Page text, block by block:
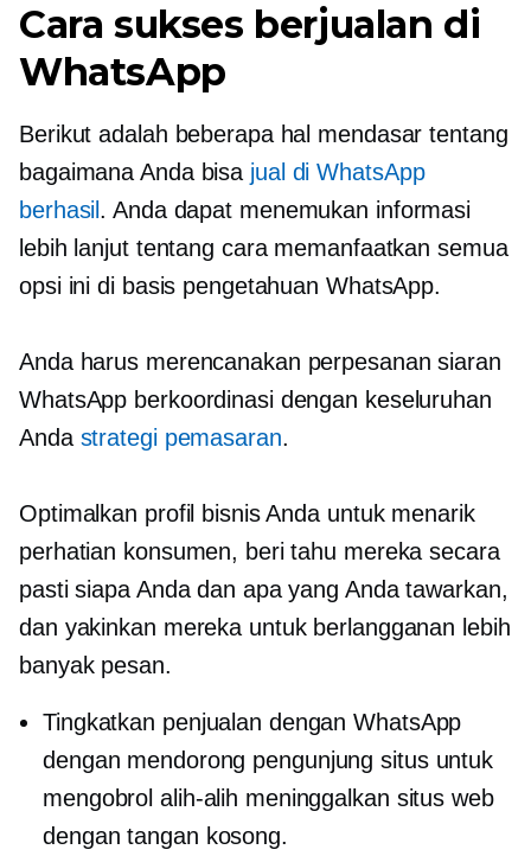
Cara sukses berjualan di
WhatsApp
Berikut adalah beberapa hal mendasar tentang
bagaimana Anda bisa jual di WhatsApp
berhasil . Anda dapat menemukan informasi
lebih lanjut tentang cara memanfaatkan semua
opsi ini di basis pengetahuan WhatsApp.
Anda harus merencanakan perpesanan siaran
WhatsApp berkoordinasi dengan keseluruhan
Anda strategi pemasaran.
Optimalkan profil bisnis Anda untuk menarik
perhatian konsumen, beri tahu mereka secara
pasti siapa Anda dan apa yang Anda tawarkan,
dan yakinkan mereka untuk berlangganan lebih
banyak pesan.
Tingkatkan penjualan dengan WhatsApp
dengan mendorong pengunjung situs untuk
mengobrol alih-alih meninggalkan situs web
dengan tangan kosong.